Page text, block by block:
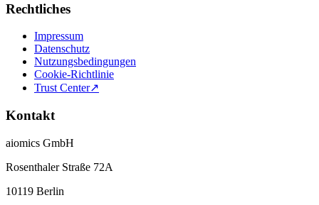
Rechtliches
Impressum
Datenschutz
Nutzungsbedingungen
Cookie-Richtlinie
Trust Center↗
Kontakt
aiomics GmbH
Rosenthaler Straße 72A
10119 Berlin